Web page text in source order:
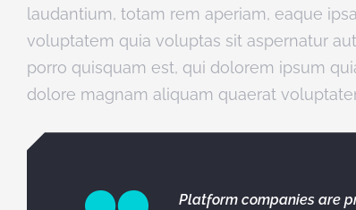
laudantium, totam rem aperiam, eaque
voluptatem quia voluptas sit aspernatur
porro quisquam est, qui dolorem ipsum
dolore magnam aliquam quaerat
Platform companies are